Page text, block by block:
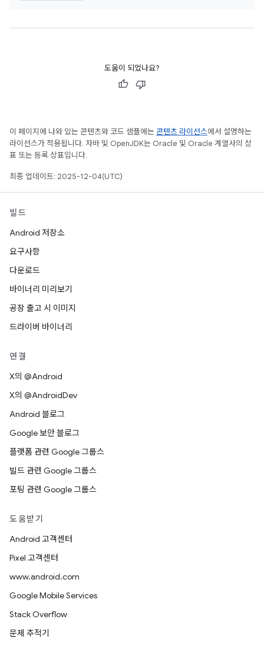
도움이 되었나요?
이 페이지에 나와 있는 콘텐츠와 코드 샘플에는 콘텐츠 라이선스에서 설명하는
라이선스가 적용됩니다. 자바 및 OpenJDK는 Oracle 및 Oracle 계열사의 상
표 또는 등록 상표입니다.
최종 업데이트: 2025-12-04(UTC)
빌드
Android 저장소
요구사항
다운로드
바이너리 미리보기
공장 출고 시 이미지
드라이버 바이너리
연결
X의 @Android
X의 @AndroidDev
Android 블로그
Google 보안 블로그
플랫폼 관련 Google 그룹스
빌드 관련 Google 그룹스
포팅 관련 Google 그룹스
도움받기
Android 고객센터
Pixel 고객센터
www.android.com
Google Mobile Services
Stack Overflow
문제 추적기